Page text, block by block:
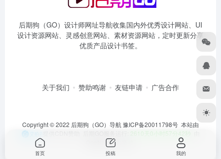
后期狗（GO）设计师网址导航收集国内外优秀设计网站、UI
设计资源网站、灵感创意网站、素材资源网站，定时更新分享
优质产品设计书签。
关于我们 赞助鸣谢 友链申请 广告合作
Copyright © 2022 后期狗（GO）导航豫ICP备20011798号 本站由
2610天0小时57分43秒
OneNav强力驱动
首页 投稿 我的